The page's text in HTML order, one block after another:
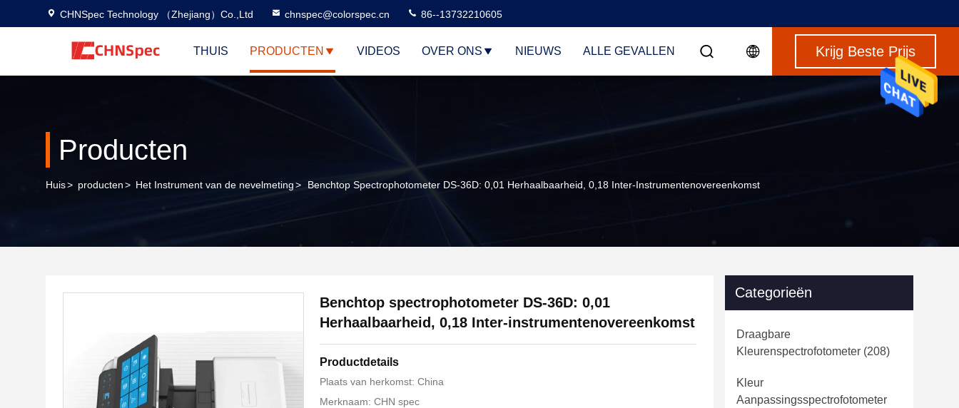
CHNSpec Technology （Zhejiang）Co.,Ltd chnspec@colorspec.cn 86--13732210605
THUIS PRODUCTEN VIDEOS OVER ONS NIEUWS ALLE GEVALLEN Krijg Beste Prijs
Producten
Huis> producten> Het Instrument van de nevelmeting> Benchtop Spectrophotometer DS-36D: 0,01 Herhaalbaarheid, 0,18 Inter-Instrumentenovereenkomst
Benchtop spectrophotometer DS-36D: 0,01
Herhaalbaarheid, 0,18 Inter-instrumentenovereenkomst
Productdetails
Plaats van herkomst: China
Merknaam: CHN spec
Categorieën
Draagbare
Kleurenspectrofotometer (208)
Kleur
Aanpassingsspectrofotometer